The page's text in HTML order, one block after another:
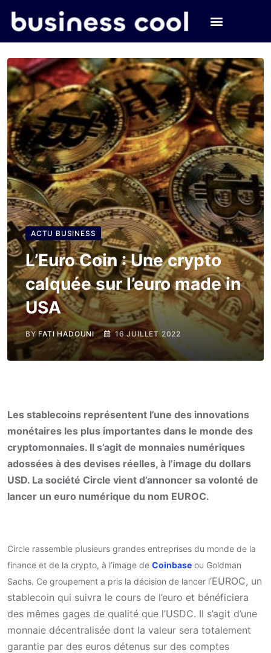
ACTU BUSINESS
L’Euro Coin : Une crypto
calquée sur l’euro made in
USA
BYFATI HADOUNI 16 JUILLET 2022
Les stablecoins représentent l’une des innovations
monétaires les plus importantes dans le monde des
cryptomonnaies. Il s’agit de monnaies numériques
adossées à des devises réelles, à l’image du dollars
USD. La société Circle vient d’annoncer sa volonté de
lancer un euro numérique du nom EUROC.
Circle rassemble plusieurs grandes entreprises du monde de la
finance et de la crypto, à l’image de Coinbase ou Goldman
Sachs. Ce groupement a pris la décision de lancer l‘EUROC, un
stablecoin qui suivra le cours de l’euro et bénéficiera
des mêmes gages de qualité que l’USDC. Il s’agit d’une
monnaie décentralisée dont la valeur sera totalement
garantie par des euros détenus sur des comptes